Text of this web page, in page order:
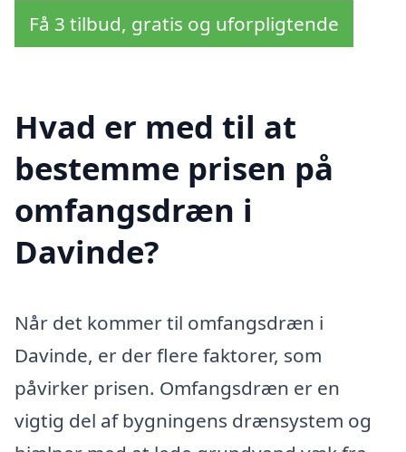
Få 3 tilbud, gratis og uforpligtende
Hvad er med til at
bestemme prisen på
omfangsdræn i
Davinde?
Når det kommer til omfangsdræn i
Davinde, er der flere faktorer, som
påvirker prisen. Omfangsdræn er en
vigtig del af bygningens drænsystem og